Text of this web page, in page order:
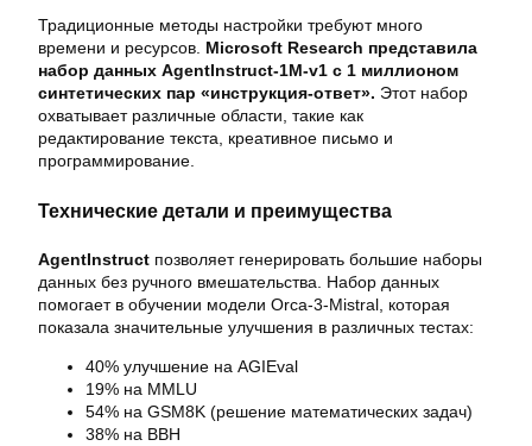
Традиционные методы настройки требуют много
времени и ресурсов. Microsoft Research представила
набор данных AgentInstruct-1M-v1 с 1 миллионом
синтетических пар «инструкция-ответ». Этот набор
охватывает различные области, такие как
редактирование текста, креативное письмо и
программирование.
Технические детали и преимущества
AgentInstruct позволяет генерировать большие наборы
данных без ручного вмешательства. Набор данных
помогает в обучении модели Orca-3-Mistral, которая
показала значительные улучшения в различных тестах:
40% улучшение на AGIEval
19% на MMLU
54% на GSM8K (решение математических задач)
38% на BBH